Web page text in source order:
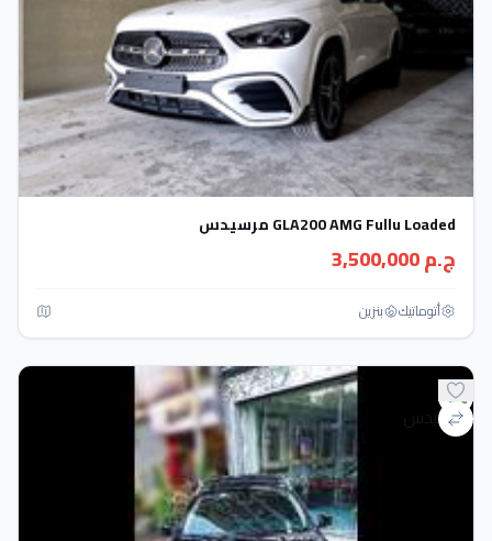
GLA200 AMG Fullu Loaded مرسيدس
ج.م 3,500,000
أتوماتيك‎ بنزين